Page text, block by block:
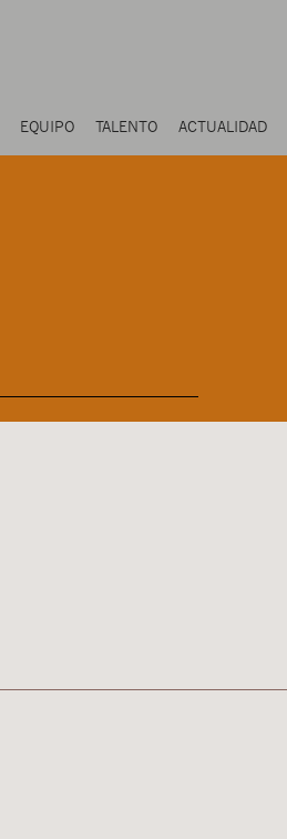
EQUIPO TALENTO ACTUALIDAD